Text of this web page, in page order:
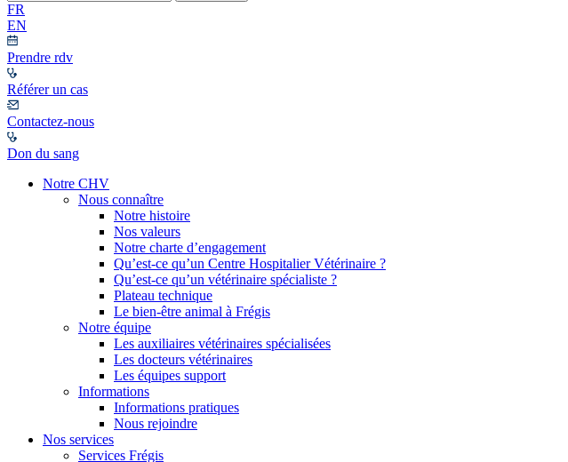
FR
EN
Prendre rdv
Référer un cas
Contactez-nous
Don du sang
Notre CHV
Nous connaître
Notre histoire
Nos valeurs
Notre charte d’engagement
Qu’est-ce qu’un Centre Hospitalier Vétérinaire ?
Qu’est-ce qu’un vétérinaire spécialiste ?
Plateau technique
Le bien-être animal à Frégis
Notre équipe
Les auxiliaires vétérinaires spécialisées
Les docteurs vétérinaires
Les équipes support
Informations
Informations pratiques
Nous rejoindre
Nos services
Services Frégis